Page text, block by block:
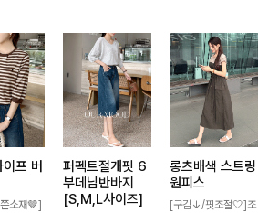
프 버
소재🤎]
퍼펙트절개핏 6
부데님반바지
[S,M,L사이즈]
롱츠배색 스트링
원피스
[구김↓/핏조절🤍]조